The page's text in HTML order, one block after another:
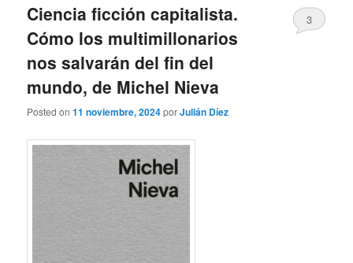
Ciencia ficción capitalista.
Cómo los multimillonarios
nos salvarán del fin del
mundo, de Michel Nieva
Posted on11 noviembre, 2024porJulián Díez
3